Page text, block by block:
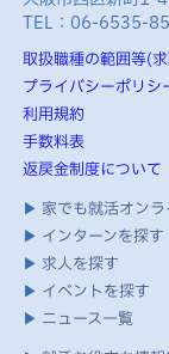
TEL：06-6535-
取扱職種の範囲等(
プライバシーポリシ
利用規約
手数料表
返戻金制度について
▶ 家でも就活オンラ
▶ インターンを探す
▶ 求人を探す
▶ イベントを探す
▶ ニュース一覧